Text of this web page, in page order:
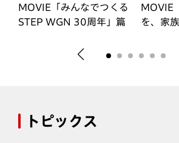
MOVIE「みんなでつくる
STEP WGN 30周年」篇
MOVIE
を、家
トピックス